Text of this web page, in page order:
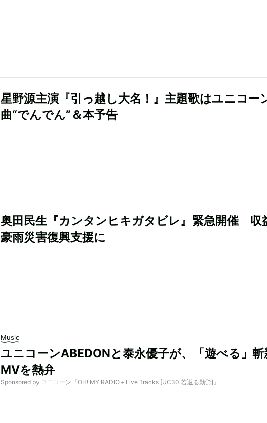
星野源主演『引っ越し大名！』主題歌はユニコー
曲“でんでん”＆本予告
奥田民生『カンタンヒキガタビレ』緊急開催 収
豪雨災害復興支援に
Music
ユニコーンABEDONと泰永優子が、「遊べる」
MVを熱弁
Sponsored by ユニコーン『OH! MY RADIO＋Live Tracks [UC30 若返る勤労]』